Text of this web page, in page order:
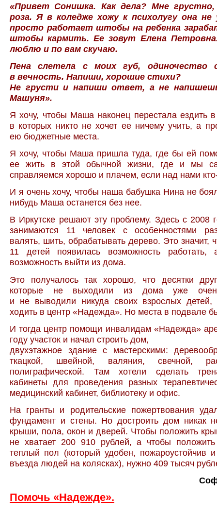
«Привет Сонишка. Как дела? Мне
роза. Я в коледже хожу к психолугу она не
просто работает штобы на ребенка
штобы кармить. Ее зовут Елена
люблю и по вам скучаю.
Пена слетела с
моих губ, одиночество
в вечность. Напиши, хорошие стихи?
Не грусти и напиши ответ, а не
Машуня».
Я хочу, чтобы Маша наконец перестала ездить
в которых никто не хочет ее ничему учить, а
ею бюджетные места.
Я хочу, чтобы Маша пришла туда, где бы ей
ее жить в этой обычной жизни, где и мы
справляемся хорошо и плачем, если над нами
И я очень хочу, чтобы наша бабушка Нина не
нибудь Маша останется без нее.
В Иркутске решают эту проблему. Здесь с 2008
занимаются 11 человек с особенностями
валять, шить, обрабатывать дерево. Это значит,
11 детей появилась возможность
возможность выйти из дома.
Это получалось так хорошо, что десятки
которые не выходили из дома уже
и не выводили никуда своих взрослых детей,
ходить в центр «Надежда». Но места в подвале
И тогда центр помощи инвалидам «Надежда»
году участок и начал строить дом,
двухэтажное здание с мастерскими:
ткацкой, швейной, валяния, свечной,
полиграфической. Там хотели сделать
кабинеты для проведения разных
медицинский кабинет, библиотеку и офис.
На гранты и родительские пожертвования
фундамент и стены. Но достроить дом никак
крыши, пола, окон и дверей. Чтобы положить
не хватает 200 910 рублей, а чтобы
теплый пол (который удобен, пожароустойчив
въезда людей на колясках), нужно 409 тысяч
Помочь «Надежде».